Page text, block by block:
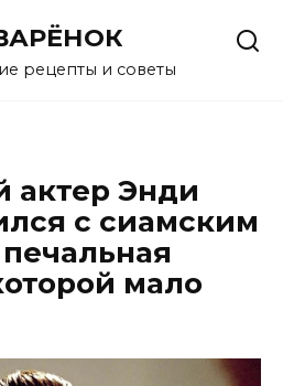
рецепты и советы
актер Энди
с сиамским
мало